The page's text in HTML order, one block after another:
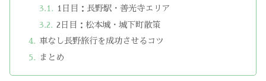
1日目：長野駅・善光寺エリア
2日目：松本城・城下町散策
車なし長野旅行を成功させるコツ
まとめ